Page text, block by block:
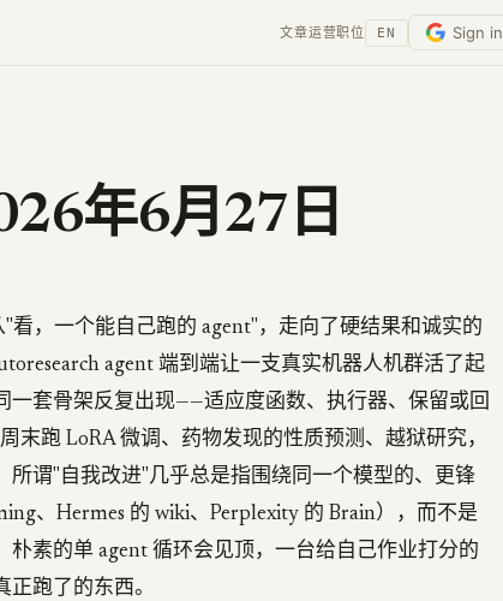
文章运营职位 EN Sign in
年6月27日
看，一个能自己跑的 agent"，走向了硬结果和诚实的
agent 端到端让一支真实机器人机群活了起
一套骨架反复出现——适应度函数、执行器、保留或回
末跑 LoRA 微调、药物发现的性质预测、越狱研究，
所谓"自我改进"几乎总是指围绕同一个模型的、更锋
、Hermes 的 wiki、Perplexity 的 Brain），而不是
素的单 agent 循环会见顶，一台给自己作业打分的
跑了的东西。